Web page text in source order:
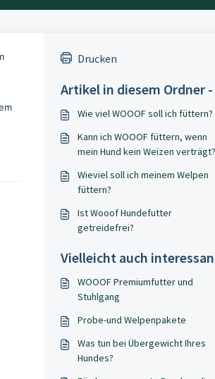
Drucken
Artikel in diesem Ordner -
Wie viel WOOOF soll ich füttern?
Kann ich WOOOF füttern, wenn
mein Hund kein Weizen verträgt?
Wieviel soll ich meinem Welpen
füttern?
Ist Wooof Hundefutter
getreidefrei?
Vielleicht auch
WOOOF Premiumfutter und
Stuhlgang
Probe-und Welpenpakete
Was tun bei Übergewicht Ihres
Hundes?